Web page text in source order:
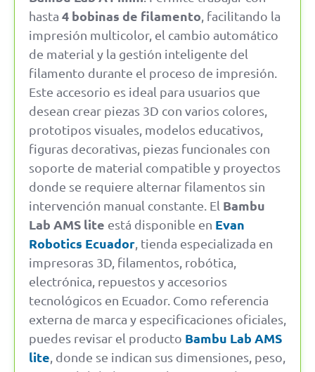
hasta 4 bobinas de filamento, facilitando la
impresión multicolor, el cambio automático
de material y la gestión inteligente del
filamento durante el proceso de impresión.
Este accesorio es ideal para usuarios que
desean crear piezas 3D con varios colores,
prototipos visuales, modelos educativos,
figuras decorativas, piezas funcionales con
soporte de material compatible y proyectos
donde se requiere alternar filamentos sin
intervención manual constante. El Bambu
Lab AMS lite está disponible en Evan
Robotics Ecuador, tienda especializada en
impresoras 3D, filamentos, robótica,
electrónica, repuestos y accesorios
tecnológicos en Ecuador. Como referencia
externa de marca y especificaciones oficiales,
puedes revisar el producto Bambu Lab AMS
lite, donde se indican sus dimensiones, peso,